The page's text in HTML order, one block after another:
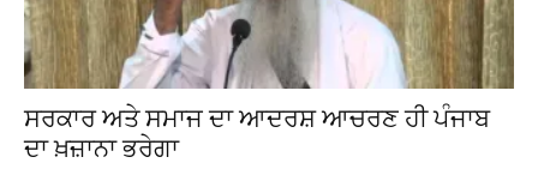
ਸਰਕਾਰ ਅਤੇ ਸਮਾਜ ਦਾ ਆਦਰਸ਼ ਆਚਰਣ ਹੀ ਪੰਜਾਬ
ਦਾ ਖ਼ਜ਼ਾਨਾ ਭਰੇਗਾ